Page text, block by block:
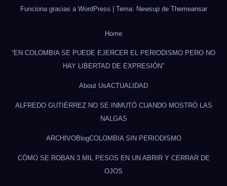
Funciona gracias a WordPress Tema: Newsup de Themeansar
Home
“EN COLOMBIA SE PUEDE EJERCER EL PERIODISMO PERO NO
HAY LIBERTAD DE EXPRESIÓN”
About UsACTUALIDAD
ALFREDO GUTIÉRREZ NO SE INMUTÓ CUANDO MOSTRÓ LAS
NALGAS
ARCHIVOBlogCOLOMBIA SIN PERIODISMO
CÓMO SE ROBAN 3 MIL PESOS EN UN ABRIR Y CERRAR DE
OJOS